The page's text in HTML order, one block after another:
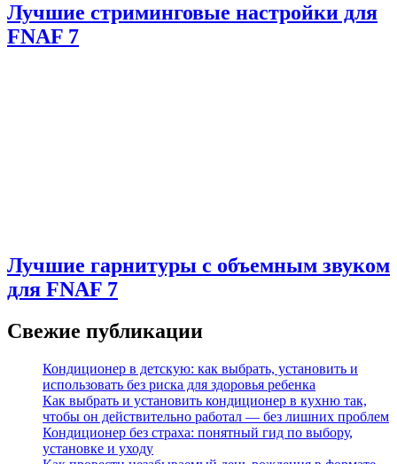
Лучшие стриминговые настройки для
FNAF 7
Лучшие гарнитуры с объемным звуком
для FNAF 7
Свежие публикации
Кондиционер в детскую: как выбрать, установить и
использовать без риска для здоровья ребенка
Как выбрать и установить кондиционер в кухню так,
чтобы он действительно работал — без лишних проблем
Кондиционер без страха: понятный гид по выбору,
установке и уходу